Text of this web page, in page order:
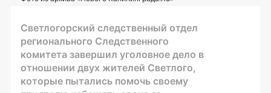
Светлогорский следственный отдел
регионального Следственного
комитета завершил уголовное дело в
отношении двух жителей Светлого,
которые пытались помочь своему